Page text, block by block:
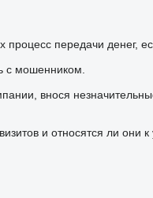
передачи денег,
с мошенником.
внося
и относятся ли они к